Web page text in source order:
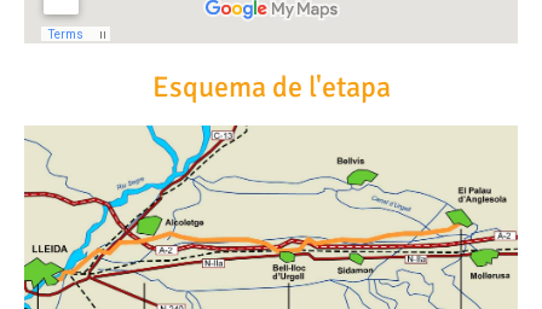
Esquema de l'etapa